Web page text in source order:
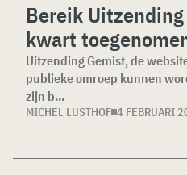
Bereik
kwart
Uitzending Gemist, de
publieke omroep kunnen
zijn b...
MICHEL LUSTHOF 4 FEBRUARI